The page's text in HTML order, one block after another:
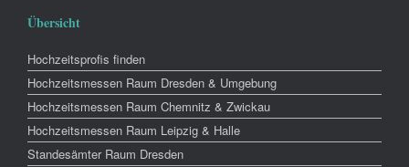
Übersicht
Hochzeitsprofis finden
Hochzeitsmessen Raum Dresden & Umgebung
Hochzeitsmessen Raum Chemnitz & Zwickau
Hochzeitsmessen Raum Leipzig & Halle
Standesämter Raum Dresden